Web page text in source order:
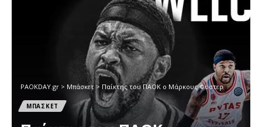
PAOKDAY.gr > Μπάσκετ > Παίκτης του ΠΑΟΚ ο Μάρκους Φόστερ
ΜΠΑΣΚΕΤ